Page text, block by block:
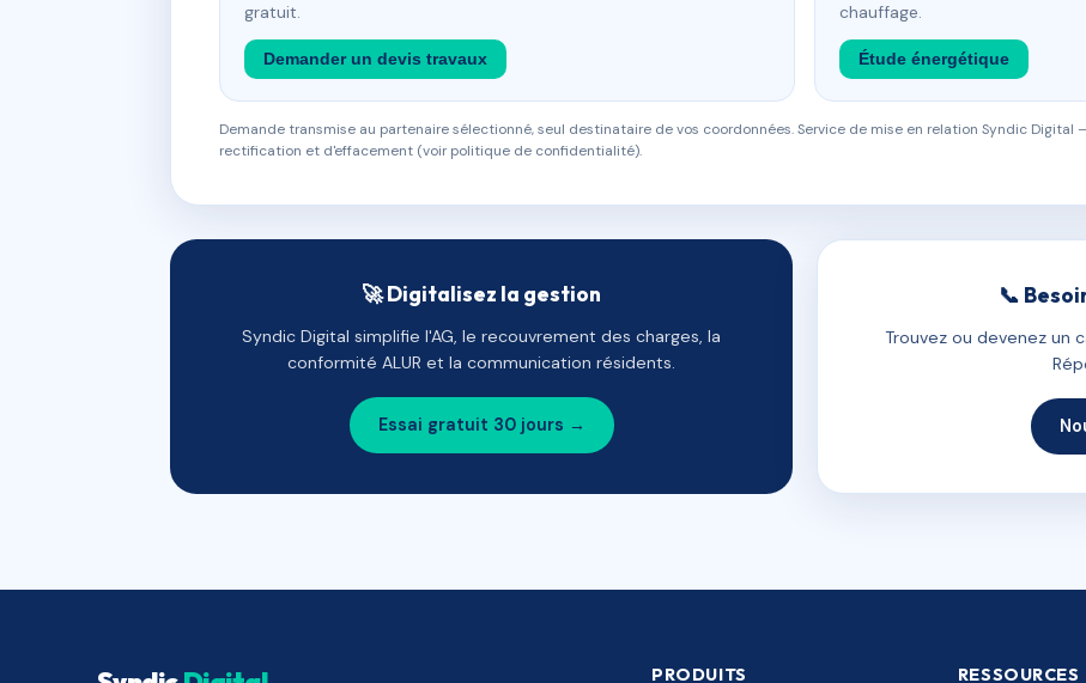
gratuit.
Demander un devis travaux
chauffage.
Étude énergétique
Demande transmise au partenaire sélectionné, seul destinataire de vos coordonnées. Service de mise en relation Syndic
rectification et d'effacement (voir politique de confidentialité).
🚀 Digitalisez la gestion
Syndic Digital simplifie l'AG, le recouvrement des charges, la
conformité ALUR et la communication résidents.
Essai gratuit 30 jours →
📞
Trouvez ou devenez un
PRODUITS RESSOURCES